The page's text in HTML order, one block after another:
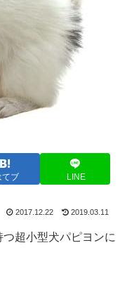
てブ LINE
2017.12.22 2019.03.11
超小型犬パピヨンに